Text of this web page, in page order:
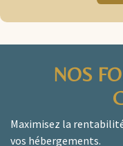
NOS
Maximisez la
vos hébergements.